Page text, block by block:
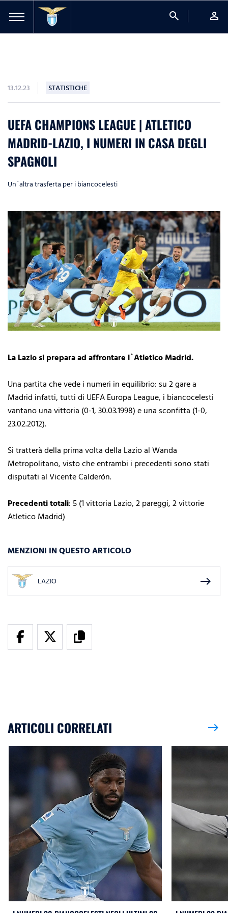
search person
13.12.23 STATISTICHE
UEFA CHAMPIONS LEAGUE | ATLETICO
MADRID-LAZIO, I NUMERI IN CASA DEGLI
SPAGNOLI
Un`altra trasferta per i biancocelesti
La Lazio si prepara ad affrontare l`Atletico Madrid.
Una partita che vede i numeri in equilibrio: su 2 gare a
Madrid infatti, tutti di UEFA Europa League, i biancocelesti
vantano una vittoria (0-1, 30.03.1998) e una sconfitta (1-0,
23.02.2012).
Si tratterà della prima volta della Lazio al Wanda
Metropolitano, visto che entrambi i precedenti sono stati
disputati al Vicente Calderón.
Precedenti totali: 5 (1 vittoria Lazio, 2 pareggi, 2 vittorie
Atletico Madrid)
MENZIONI IN QUESTO ARTICOLO
LAZIO east
ARTICOLI CORRELATI east